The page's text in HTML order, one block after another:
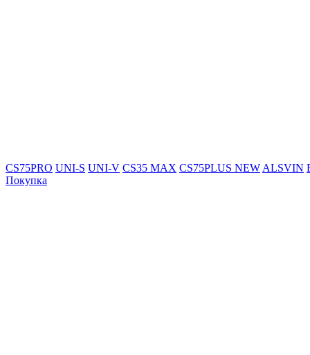
CS75PRO UNI-S UNI-V CS35 MAX CS75PLUS NEW ALSVIN
Покупка